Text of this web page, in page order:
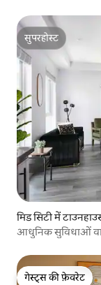
सुपरहोस्ट
सुपरहोस्ट
मिड सिटी में
आधुनिक सुविधाओं
गेस्ट्स की फ़ेवरेट